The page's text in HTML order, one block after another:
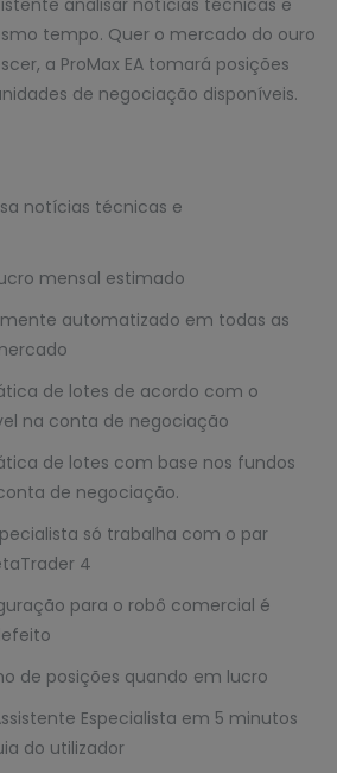
analisar notícias técnicas e
tempo. Quer o mercado do ouro
a ProMax EA tomará posições
de negociação disponíveis.
notícias técnicas e
mensal estimado
automatizado em todas as
de lotes de acordo com o
na conta de negociação
de lotes com base nos fundos
de negociação.
só trabalha com o par
4
para o robô comercial é
de posições quando em lucro
Especialista em 5 minutos
do utilizador